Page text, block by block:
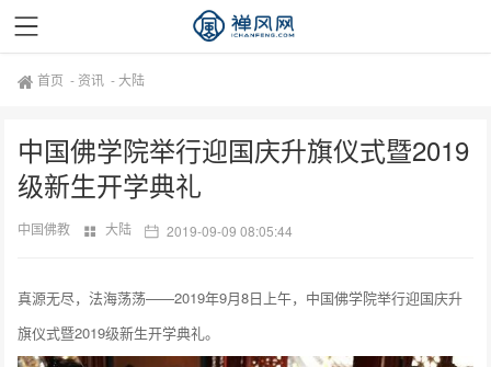
首页 - 资讯 -大陆
中国佛学院举行迎国庆升旗仪式暨2019
级新生开学典礼
中国佛教 大陆 2019-09-09 08:05:44
真源无尽，法海荡荡——2019年9月8日上午，中国佛学院举行迎国庆升
旗仪式暨2019级新生开学典礼。